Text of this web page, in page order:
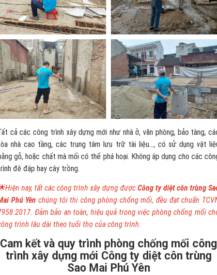
cả các công trình xây dựng mới như nhà ở, văn phòng, bảo tàng,
nhà cao tầng, các trung tâm lưu trữ tài liệu…, có sử dụng vật
gỗ, hoặc chất mà mối có thể phá hoại. Không áp dụng cho các
đê đập hay cây trồng.
nay, tất các công trình xây dựng được Công ty diệt côn trùng
Phú Yên chúng tôi thi công phòng chống mối, đều đạt chuẩn
Đảm bảo an toàn, hiệu quả trong việc phòng chống mối
trình lâu dài theo tuổi thọ của công trình.
Cam kết và quy trình phòng chống mối công
trình xây dựng mới Công ty diệt côn trùng
Sao Mai Phú Yên